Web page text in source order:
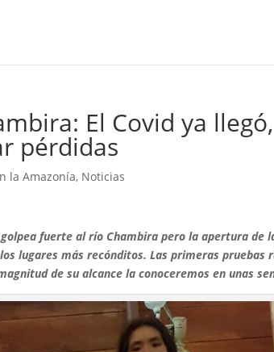
El Covid ya
pérdidas
la Amazonía, Noticias
fuerte al río Chambira pero la apertura de
lugares más recónditos. Las primeras pruebas
de su alcance la conoceremos en unas